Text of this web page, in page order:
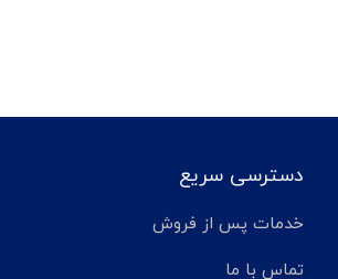
دسترسی سریع
خدمات پس از فروش
تماس با ما